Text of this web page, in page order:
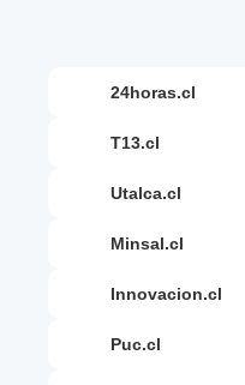
24horas.cl
t13.cl
utalca.cl
minsal.cl
innovacion.cl
puc.cl